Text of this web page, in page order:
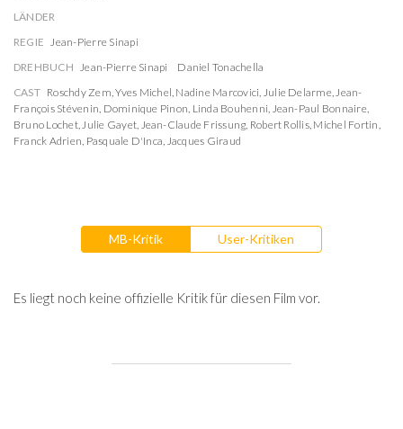
LÄNDER
REGIE Jean-Pierre Sinapi
DREHBUCH Jean-Pierre Sinapi
Daniel Tonachella
CAST Roschdy Zem,Yves Michel, Nadine Marcovici, Julie Delarme,Jean-
François Stévenin, Dominique Pinon, Linda Bouhenni, Jean-Paul Bonnaire,
Bruno Lochet,Julie Gayet, Jean-Claude Frissung, Robert Rollis, Michel Fortin,
Franck Adrien, Pasquale D'Inca, Jacques Giraud
MB-Kritik User-Kritiken
Es liegt noch keine offizielle Kritik für diesen Film vor.